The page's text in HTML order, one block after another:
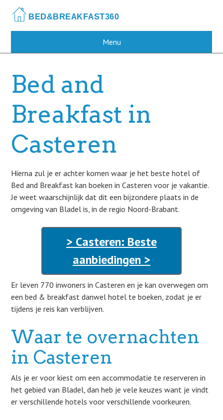
main
Menu
Bed and
Breakfast in
Casteren
Hierna zul je er achter komen waar je het beste hotel of
Bed and Breakfast kan boeken in Casteren voor je vakantie.
Je weet waarschijnlijk dat dit een bijzondere plaats in de
omgeving van Bladel is, in de regio Noord-Brabant.
> Casteren: Beste
aanbiedingen >
Er leven 770 inwoners in Casteren en je kan overwegen om
een bed & breakfast danwel hotel te boeken, zodat je er
tijdens je reis kan verblijven.
Waar te overnachten
in Casteren
Als je er voor kiest om een accommodatie te reserveren in
het gebied van Bladel, dan heb je vele keuzes want je vindt
er verschillende hotels voor verschillende voorkeuren.